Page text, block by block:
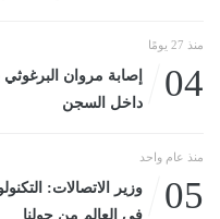
منذ 27 يومًا
04
إصابة مروان
داخل السجن
منذ عام واحد
05
وزير الاتصالات:
في العالم من حولنا